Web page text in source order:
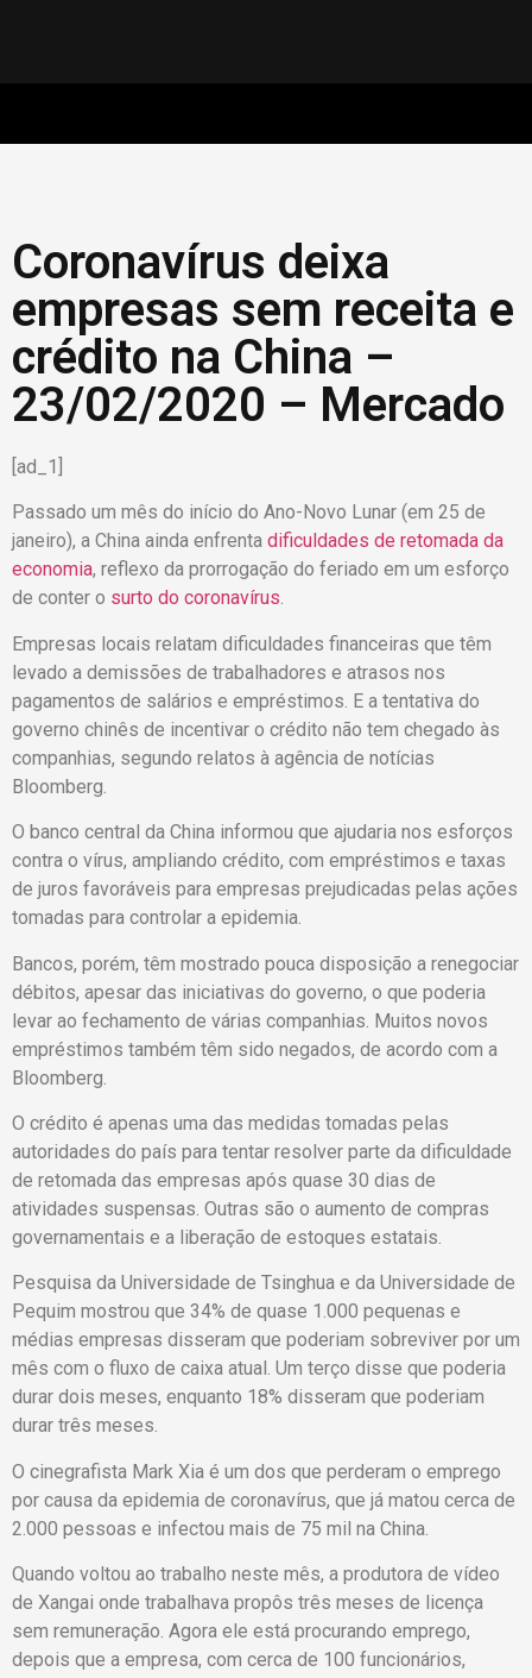
Coronavírus deixa
empresas sem receita e
crédito na China –
23/02/2020 – Mercado
[ad_1]
Passado um mês do início do Ano-Novo Lunar (em 25 de
janeiro), a China ainda enfrenta dificuldades de retomada da
economia, reflexo da prorrogação do feriado em um esforço
de conter o surto do coronavírus.
Empresas locais relatam dificuldades financeiras que têm
levado a demissões de trabalhadores e atrasos nos
pagamentos de salários e empréstimos. E a tentativa do
governo chinês de incentivar o crédito não tem chegado às
companhias, segundo relatos à agência de notícias
Bloomberg.
O banco central da China informou que ajudaria nos esforços
contra o vírus, ampliando crédito, com empréstimos e taxas
de juros favoráveis para empresas prejudicadas pelas ações
tomadas para controlar a epidemia.
Bancos, porém, têm mostrado pouca disposição a renegociar
débitos, apesar das iniciativas do governo, o que poderia
levar ao fechamento de várias companhias. Muitos novos
empréstimos também têm sido negados, de acordo com a
Bloomberg.
O crédito é apenas uma das medidas tomadas pelas
autoridades do país para tentar resolver parte da dificuldade
de retomada das empresas após quase 30 dias de
atividades suspensas. Outras são o aumento de compras
governamentais e a liberação de estoques estatais.
Pesquisa da Universidade de Tsinghua e da Universidade de
Pequim mostrou que 34% de quase 1.000 pequenas e
médias empresas disseram que poderiam sobreviver por um
mês com o fluxo de caixa atual. Um terço disse que poderia
durar dois meses, enquanto 18% disseram que poderiam
durar três meses.
O cinegrafista Mark Xia é um dos que perderam o emprego
por causa da epidemia de coronavírus, que já matou cerca de
2.000 pessoas e infectou mais de 75 mil na China.
Quando voltou ao trabalho neste mês, a produtora de vídeo
de Xangai onde trabalhava propôs três meses de licença
sem remuneração. Agora ele está procurando emprego,
depois que a empresa, com cerca de 100 funcionários,